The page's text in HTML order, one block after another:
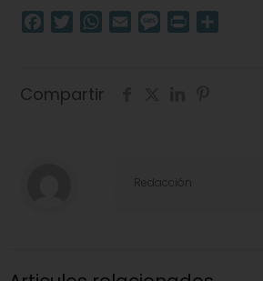
Facebook
TwitterWhatsApp
Email Message
Print
Compartir
Redacción